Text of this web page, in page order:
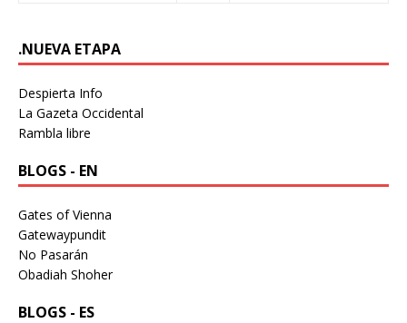
.NUEVA ETAPA
Despierta Info
La Gazeta Occidental
Rambla libre
BLOGS - EN
Gates of Vienna
Gatewaypundit
No Pasarán
Obadiah Shoher
BLOGS - ES